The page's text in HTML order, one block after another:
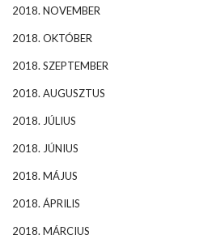
2018. NOVEMBER
2018. OKTÓBER
2018. SZEPTEMBER
2018. AUGUSZTUS
2018. JÚLIUS
2018. JÚNIUS
2018. MÁJUS
2018. ÁPRILIS
2018. MÁRCIUS